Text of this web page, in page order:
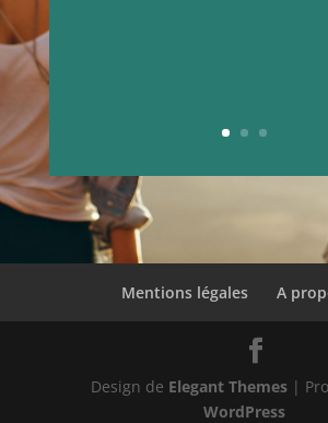
Mentions légales A
Design de Elegant Themes|
WordPress